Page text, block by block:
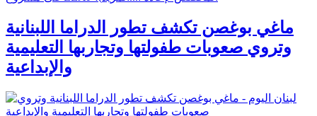
ماغي بوغصن تكشف تطور الدراما اللبنانية
وتروي صعوبات طفولتها وتجاربها التعليمية
والإبداعية